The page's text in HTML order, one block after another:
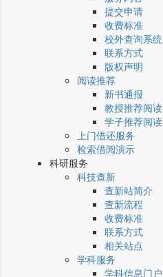
提交申请
收费标准
校外查询系统
联系方式
版权声明
阅读推荐
新书通报
教授推荐阅读
学子推荐阅读
上门借还服务
检索借阅演示
科研服务
科技查新
查新站简介
查新流程
收费标准
联系方式
相关站点
学科服务
学科信息门户